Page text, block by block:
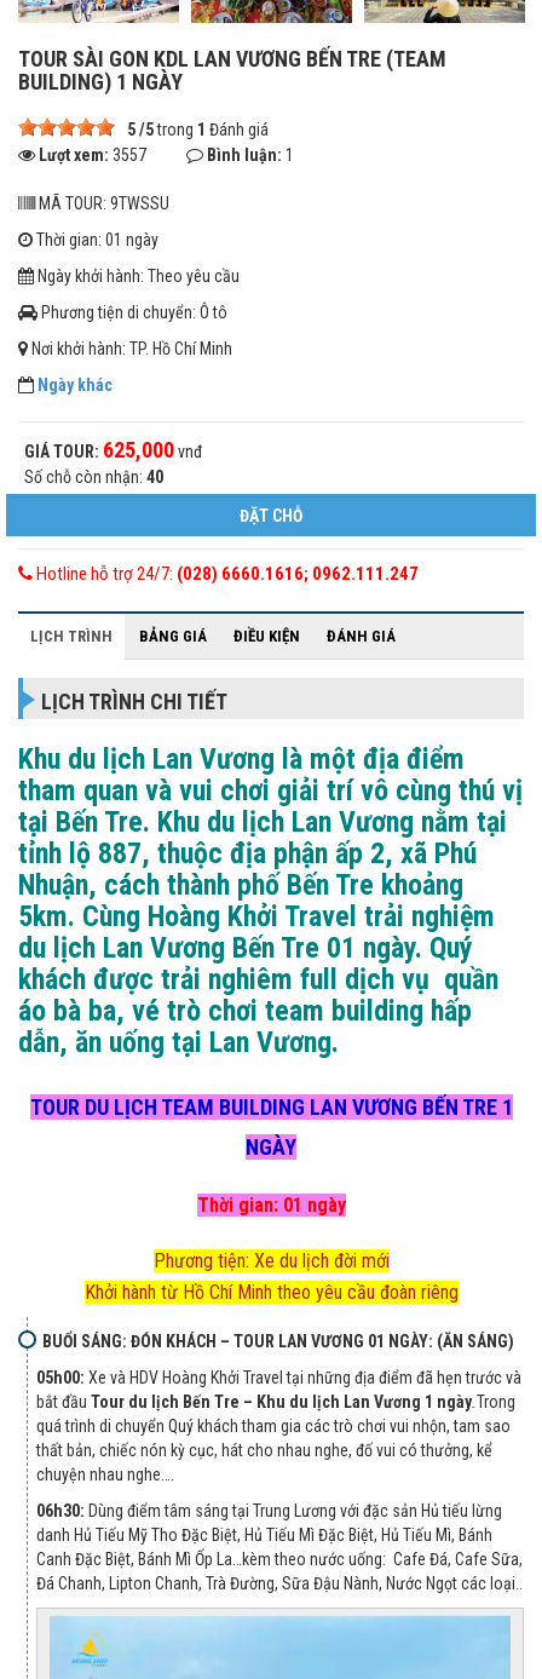
TOUR SÀI GON KDL LAN VƯƠNG BẾN TRE (TEAM
BUILDING) 1 NGÀY
5/5trong 1 Đánh giá
Lượt xem: 3557 Bình luận: 1
MÃ TOUR: 9TWSSU
Thời gian: 01 ngày
Ngày khởi hành: Theo yêu cầu
Phương tiện di chuyển: Ô tô
Nơi khởi hành: TP. Hồ Chí Minh
Ngày khác
GIÁ TOUR: 625,000vnđ
Số chỗ còn nhận: 40
ĐẶT CHỖ
Hotline hỗ trợ 24/7: (028) 6660.1616; 0962.111.247
LỊCH TRÌNH BẢNG GIÁ ĐIỀU KIỆN ĐÁNH GIÁ
LỊCH TRÌNH CHI TIẾT
Khu du lịch Lan Vương là một địa điểm
tham quan và vui chơi giải trí vô cùng thú vị
tại Bến Tre. Khu du lịch Lan Vương nằm tại
tỉnh lộ 887, thuộc địa phận ấp 2, xã Phú
Nhuận, cách thành phố Bến Tre khoảng
5km. Cùng Hoàng Khởi Travel trải nghiệm
du lịch Lan Vương Bến Tre 01 ngày. Quý
khách được trải nghiêm full dịch vụ quần
áo bà ba, vé trò chơi team building hấp
dẫn, ăn uống tại Lan Vương.
TOUR DU LỊCH TEAM BUILDING LAN VƯƠNG BẾN TRE 1
NGÀY
Thời gian:01 ngày
Phương tiện: Xe du lịch đời mới
Khởi hành từ Hồ Chí Minh theo yêu cầu đoàn riêng
BUỔI SÁNG: ĐÓN KHÁCH – TOUR LAN VƯƠNG 01 NGÀY: (ĂN SÁNG)
05h00: Xe và HDV Hoàng Khởi Travel tại những địa điểm đã hẹn trước và
bắt đầu Tour du lịch Bến Tre – Khu du lịch Lan Vương 1 ngày.Trong
quá trình di chuyển Quý khách tham gia các trò chơi vui nhộn, tam sao
thất bản, chiếc nón kỳ cục, hát cho nhau nghe, đố vui có thưởng, kể
chuyện nhau nghe….
06h30: Dùng điểm tâm sáng tại Trung Lương với đặc sản Hủ tiếu lừng
danh Hủ Tiếu Mỹ Tho Đặc Biệt, Hủ Tiếu Mì Đặc Biệt, Hủ Tiếu Mì, Bánh
Canh Đặc Biệt, Bánh Mì Ốp La…kèm theo nước uống: Cafe Đá, Cafe Sữa,
Đá Chanh, Lipton Chanh, Trà Đường, Sữa Đậu Nành, Nước Ngọt các loại..